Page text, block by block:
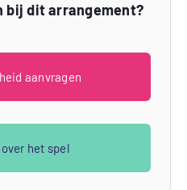
bij dit arrangement?
aanvragen
het spel